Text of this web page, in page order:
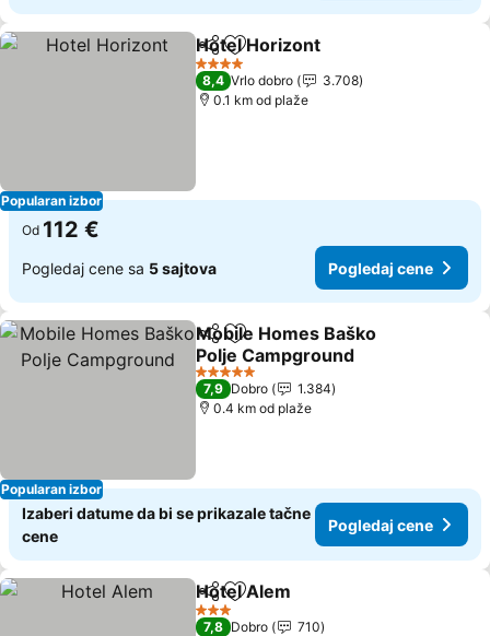
Popularan izbor
Deli Dodati u favorite
Hotel Horizont
4 Zvezdice
8,4 Vrlo dobro
3.708
0.1 km od plaže
Od 112 €
Pogledaj cene sa 5 sajtova Pogledaj cene
Popularan izbor
Deli Dodati u favorite
Mobile Homes Baško
Polje Campground
Pogledaj cene
5 Zvezdice
7,9 Dobro
1.384
0.4 km od plaže
Izaberi datume da bi se prikazale tačne
cene
Pogledaj cene
Deli Dodati u favorite
Hotel Alem
3 Zvezdice
7,8 Dobro
710